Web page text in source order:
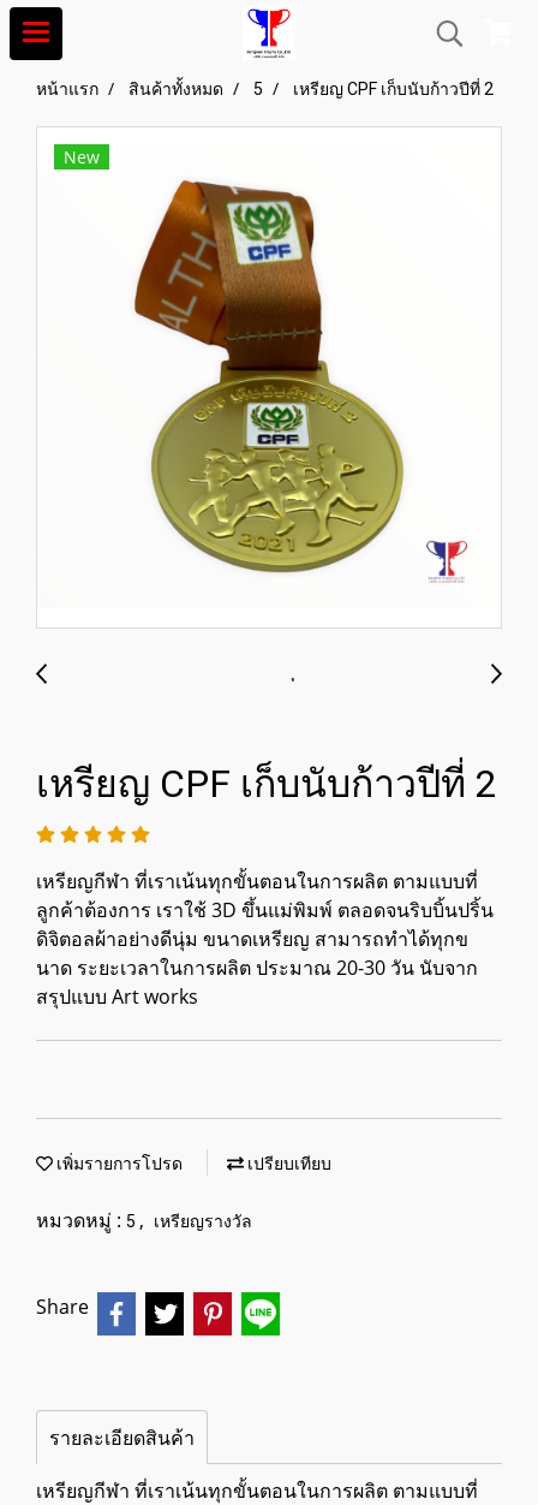
หน้าแรก สินค้าทั้งหมด 5 เหรียญ CPF เก็บนับก้าวปีที่ 2
New
เหรียญ CPF เก็บนับก้าวปีที่ 2
เหรียญกีฬา ที่เราเน้นทุกขั้นตอนในการผลิต ตามแบบที่
ลูกค้าต้องการ เราใช้ 3D ขึ้นแม่พิมพ์ ตลอดจนริบบิ้นปริ้น
ดิจิตอลผ้าอย่างดีนุ่ม ขนาดเหรียญ สามารถทำได้ทุกข
นาด ระยะเวลาในการผลิต ประมาณ 20-30 วัน นับจาก
สรุปแบบ Art works
เพิ่มรายการโปรด เปรียบเทียบ
หมวดหมู่ : 5 , เหรียญรางวัล
Share
รายละเอียดสินค้า
เหรียญกีฬา ที่เราเน้นทุกขั้นตอนในการผลิต ตามแบบที่